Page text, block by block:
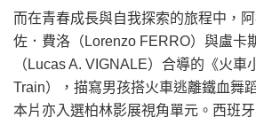
而在青春成長與自我探索的旅程中，
佐．費洛（Lorenzo FERRO）與盧卡
（Lucas A. VIGNALE）合導的《火車
Train），描寫男孩搭火車逃離鐵血舞
本片亦入選柏林影展視角單元。西班